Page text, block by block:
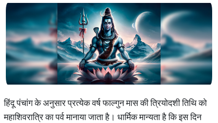
हिंदू पंचांग के अनुसार प्रत्येक वर्ष फाल्गुन मास की त्रियोदशी तिथि को
महाशिवरात्रि का पर्व मानाया जाता है। धार्मिक मान्यता है कि इस दिन